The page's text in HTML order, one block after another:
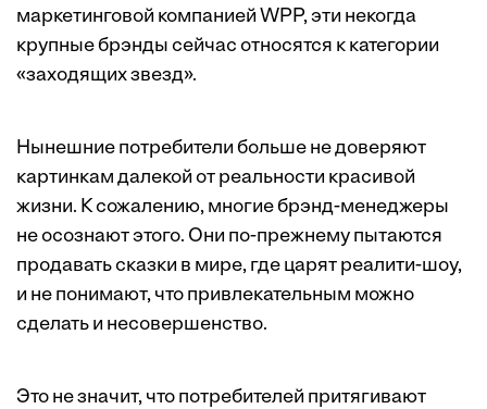
маркетинговой компанией WPP, эти некогда
крупные брэнды сейчас относятся к категории
«заходящих звезд».
Нынешние потребители больше не доверяют
картинкам далекой от реальности красивой
жизни. К сожалению, многие брэнд-менеджеры
не осознают этого. Они по-прежнему пытаются
продавать сказки в мире, где царят реалити-шоу,
и не понимают, что привлекательным можно
сделать и несовершенство.
Это не значит, что потребителей притягивают